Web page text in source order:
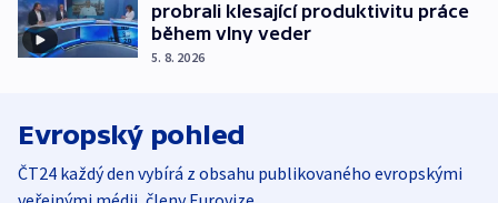
probrali klesající produktivitu práce
během vlny veder
5. 8. 2026
Evropský pohled
ČT24 každý den vybírá z obsahu publikovaného evropskými